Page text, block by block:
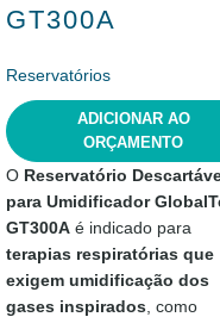
GT300A
Reservatórios
ADICIONAR AO
ORÇAMENTO
O Reservatório
para Umidificador
GT300A é indicado para
terapias respiratórias que
exigem umidificação dos
gases inspirados , como